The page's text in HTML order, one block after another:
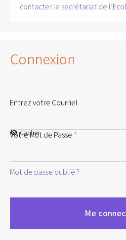
contacter le secrétariat de
Connexion
Entrez votre Courriel
Votre Mot de Passe *
Cacher
Mot de passe oublié ?